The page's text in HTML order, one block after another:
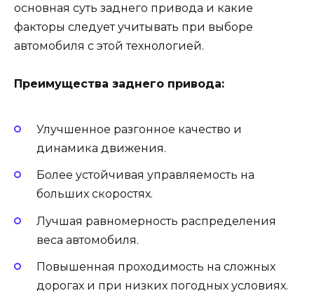
основная суть заднего привода и какие
факторы следует учитывать при выборе
автомобиля с этой технологией.
Преимущества заднего привода:
Улучшенное разгонное качество и
динамика движения.
Более устойчивая управляемость на
больших скоростях.
Лучшая равномерность распределения
веса автомобиля.
Повышенная проходимость на сложных
дорогах и при низких погодных условиях.